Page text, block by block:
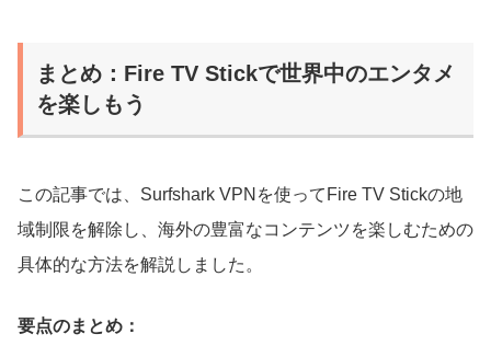
まとめ：Fire TV Stickで世界中のエンタメ
を楽しもう
この記事では、Surfshark VPNを使ってFire TV Stickの地
域制限を解除し、海外の豊富なコンテンツを楽しむための
具体的な方法を解説しました。
要点のまとめ：